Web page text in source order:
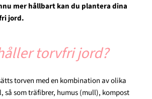
mer hållbart kan du plantera dina
jord.
torvfri jord?
torven med en kombination av olika
så som träfibrer, humus (mull), kompost